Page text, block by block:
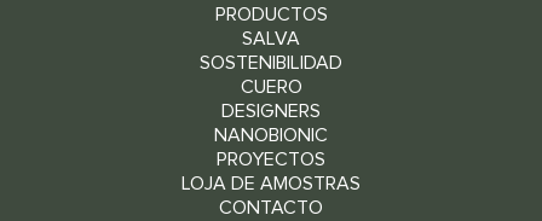
PRODUCTOS
SALVA
SOSTENIBILIDAD
CUERO
DESIGNERS
NANOBIONIC
PROYECTOS
LOJA DE AMOSTRAS
CONTACTO